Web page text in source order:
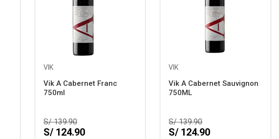
VIK
Vik A Cabernet Franc
750ml
S/ 139.90
S/ 124.90
VIK
Vik A Cabernet Sauvignon
750ML
S/ 139.90
S/ 124.90